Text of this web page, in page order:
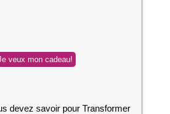
devez savoir pour Transformer